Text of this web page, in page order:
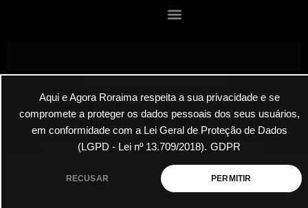
Aqui e Agora Roraima respeita a sua privacidade e se
compromete a proteger os dados pessoais dos seus usuários,
em conformidade com a Lei Geral de Proteção de Dados
(LGPD - Lei nº 13.709/2018). GDPR
RECUSAR PERMITIR
Roraima Aqui Agora Todos os Direitos Reservados 2025